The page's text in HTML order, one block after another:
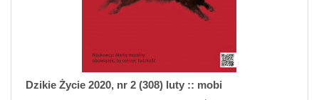
Dzikie Życie 2020, nr 2 (308) luty :: mobi